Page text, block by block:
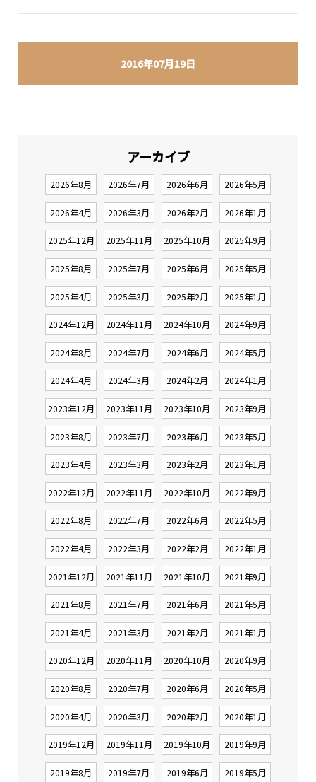
2016年07月19日
アーカイブ
2026年8月 2026年7月 2026年6月 2026年5月
2026年4月 2026年3月 2026年2月 2026年1月
2025年12月 2025年11月 2025年10月 2025年9月
2025年8月 2025年7月 2025年6月 2025年5月
2025年4月 2025年3月 2025年2月 2025年1月
2024年12月 2024年11月 2024年10月 2024年9月
2024年8月 2024年7月 2024年6月 2024年5月
2024年4月 2024年3月 2024年2月 2024年1月
2023年12月 2023年11月 2023年10月 2023年9月
2023年8月 2023年7月 2023年6月 2023年5月
2023年4月 2023年3月 2023年2月 2023年1月
2022年12月 2022年11月 2022年10月 2022年9月
2022年8月 2022年7月 2022年6月 2022年5月
2022年4月 2022年3月 2022年2月 2022年1月
2021年12月 2021年11月 2021年10月 2021年9月
2021年8月 2021年7月 2021年6月 2021年5月
2021年4月 2021年3月 2021年2月 2021年1月
2020年12月 2020年11月 2020年10月 2020年9月
2020年8月 2020年7月 2020年6月 2020年5月
2020年4月 2020年3月 2020年2月 2020年1月
2019年12月 2019年11月 2019年10月 2019年9月
2019年8月 2019年7月 2019年6月 2019年5月